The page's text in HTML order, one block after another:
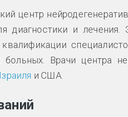
центр
диагностики и лечения.
Врачи центра
и США.